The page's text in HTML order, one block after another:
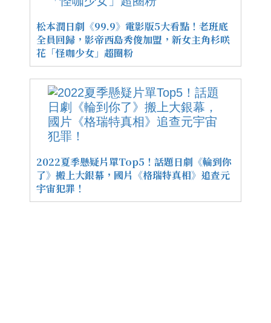
松本潤日劇《99.9》電影版5大看點！老班底
全員回歸，影帝西島秀俊加盟，新女主角杉咲
花「怪咖少女」超圈粉
2022夏季懸疑片單Top5！話題日劇《輪到你
了》搬上大銀幕，國片《格瑞特真相》追查元
宇宙犯罪！